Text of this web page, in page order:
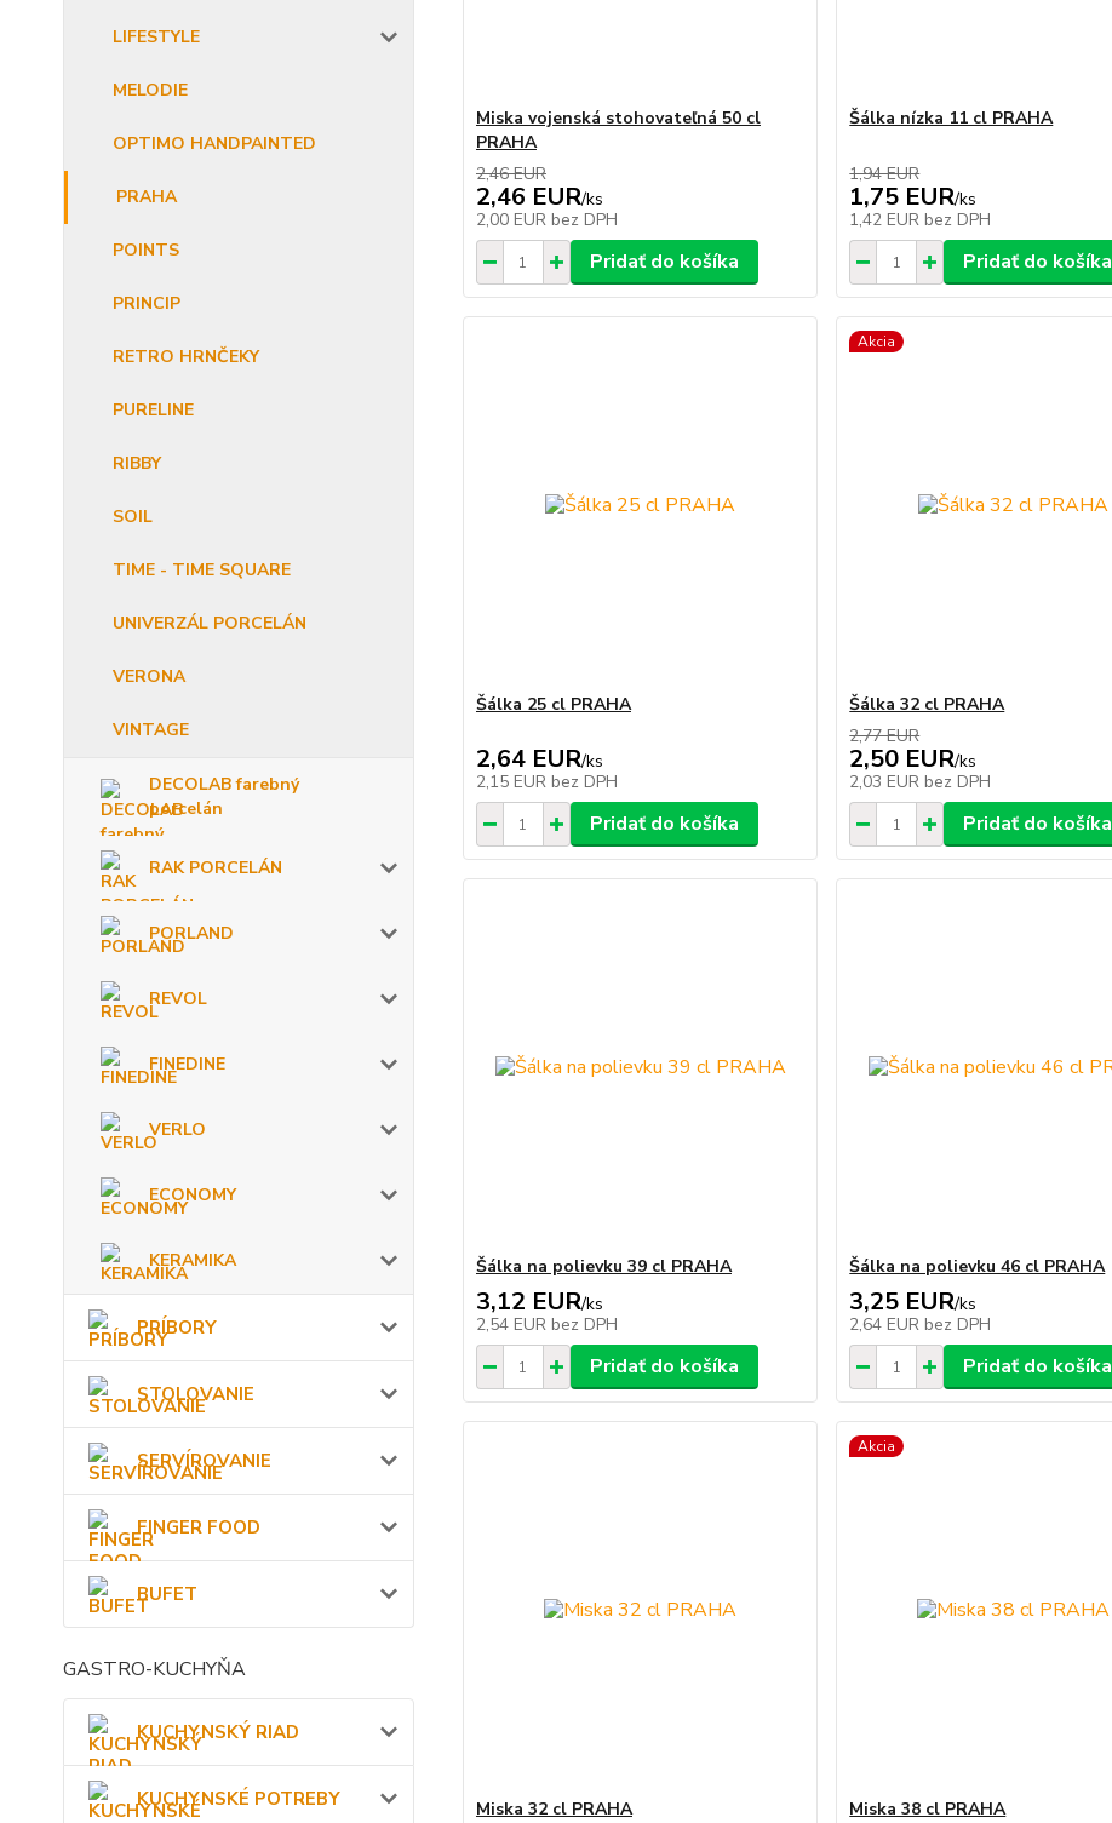
LIFESTYLE
MELODIE
OPTIMO HANDPAINTED
PRAHA
POINTS
PRINCIP
RETRO HRNČEKY
PURELINE
RIBBY
SOIL
TIME - TIME SQUARE
UNIVERZÁL PORCELÁN
VERONA
VINTAGE
DECOLAB farebný
porcelán
RAK PORCELÁN
PORLAND
REVOL
FINEDINE
VERLO
ECONOMY
KERAMIKA
PRÍBORY
STOLOVANIE
SERVÍROVANIE
FINGER FOOD
BUFET
GASTRO-KUCHYŇA
KUCHYNSKÝ RIAD
KUCHYNSKÉ POTREBY
Miska vojenská stohovateľná 50 cl
PRAHA
2,46 EUR
2,46 EUR/ks
2,00 EUR bez DPH
Pridať do košíka
Šálka nízka 11 cl PRAHA
1,94 EUR
1,75 EUR/ks
1,42 EUR bez DPH
Pridať do košíka
Šálka 25 cl PRAHA
2,64 EUR/ks
2,15 EUR bez DPH
Pridať do košíka
Akcia
Šálka 32 cl PRAHA
2,77 EUR
2,50 EUR/ks
2,03 EUR bez DPH
Pridať do košíka
Šálka na polievku 39 cl PRAHA
3,12 EUR/ks
2,54 EUR bez DPH
Pridať do košíka
Šálka na polievku 46 cl PRAHA
3,25 EUR/ks
2,64 EUR bez DPH
Pridať do košíka
Miska 32 cl PRAHA
Akcia
Miska 38 cl PRAHA